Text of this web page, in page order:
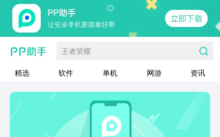
王者荣耀
精选 软件 单机 网游 资讯